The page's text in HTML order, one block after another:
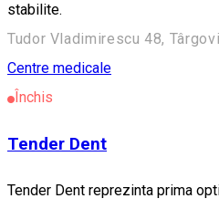
stabilite.
Tudor Vladimirescu 48,
Centre medicale
Închis
Tender Dent
Tender Dent reprezinta prima